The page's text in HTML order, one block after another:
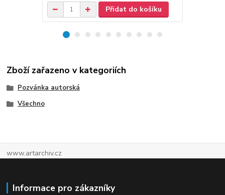
Přidat do košíku
Zboží zařazeno v kategoriích
Pozvánka autorská
Všechno
www.artarchiv.cz
Informace pro zákazníky